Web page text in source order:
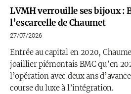
LVMH verrouille ses bijoux :
l’escarcelle de Chaumet
27/07/2026
Entrée au capital en 2020,
joaillier piémontais BMC qu’en
l’opération avec deux ans
course du luxe à l’intégration.